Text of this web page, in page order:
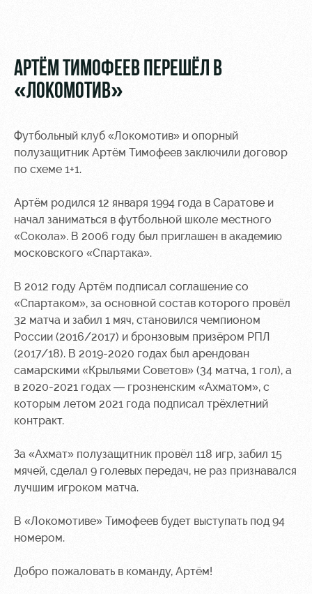
Арена
Организация
Аренда
полей
Аренда
Ледовый
дворец
Занятия
спортом
Старт
Академия
Как
поступить
Контакты
Академии
для
болельщиков
карта
«Локомотив»
Заставки
лояльности
Карта
болельщика
Парковка
Информация
для
АРТЁМ ТИМОФЕЕВ ПЕРЕШЁЛ В
«ЛОКОМОТИВ»
Футбольный клуб «Локомотив» и опорный
полузащитник Артём Тимофеев заключили договор
по схеме 1+1.
Артём родился 12 января 1994 года в Саратове и
начал заниматься в футбольной школе местного
«Сокола». В 2006 году был приглашен в академию
московского «Спартака».
В 2012 году Артём подписал соглашение со
«Спартаком», за основной состав которого провёл
32 матча и забил 1 мяч, становился чемпионом
России (2016/2017) и бронзовым призёром РПЛ
(2017/18). В 2019-2020 годах был арендован
самарскими «Крыльями Советов» (34 матча, 1 гол), а
в 2020-2021 годах — грозненским «Ахматом», с
которым летом 2021 года подписал трёхлетний
контракт.
За «Ахмат» полузащитник провёл 118 игр, забил 15
мячей, сделал 9 голевых передач, не раз признавался
лучшим игроком матча.
В «Локомотиве» Тимофеев будет выступать под 94
номером.
Добро пожаловать в команду, Артём!